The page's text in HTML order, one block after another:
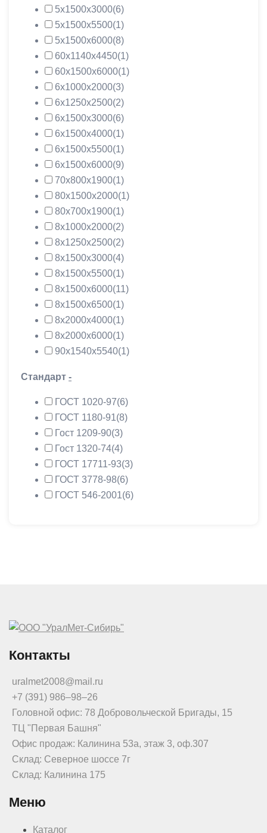
5х1500х3000(6)
5х1500х5500(1)
5х1500х6000(8)
60х1140х4450(1)
60х1500х6000(1)
6х1000х2000(3)
6х1250х2500(2)
6х1500х3000(6)
6х1500х4000(1)
6х1500х5500(1)
6х1500х6000(9)
70х800х1900(1)
80х1500х2000(1)
80х700х1900(1)
8х1000х2000(2)
8х1250х2500(2)
8х1500х3000(4)
8х1500х5500(1)
8х1500х6000(11)
8х1500х6500(1)
8х2000х4000(1)
8х2000х6000(1)
90х1540х5540(1)
Стандарт -
ГОСТ 1020-97(6)
ГОСТ 1180-91(8)
Гост 1209-90(3)
Гост 1320-74(4)
ГОСТ 17711-93(3)
ГОСТ 3778-98(6)
ГОСТ 546-2001(6)
Контакты
uralmet2008@mail.ru
+7 (391) 986‒98‒26
Головной офис: 78 Добровольческой Бригады, 15
ТЦ "Первая Башня"
Офис продаж: Калинина 53а, этаж 3, оф.307
Склад: Северное шоссе 7г
Склад: Калинина 175
Меню
Каталог